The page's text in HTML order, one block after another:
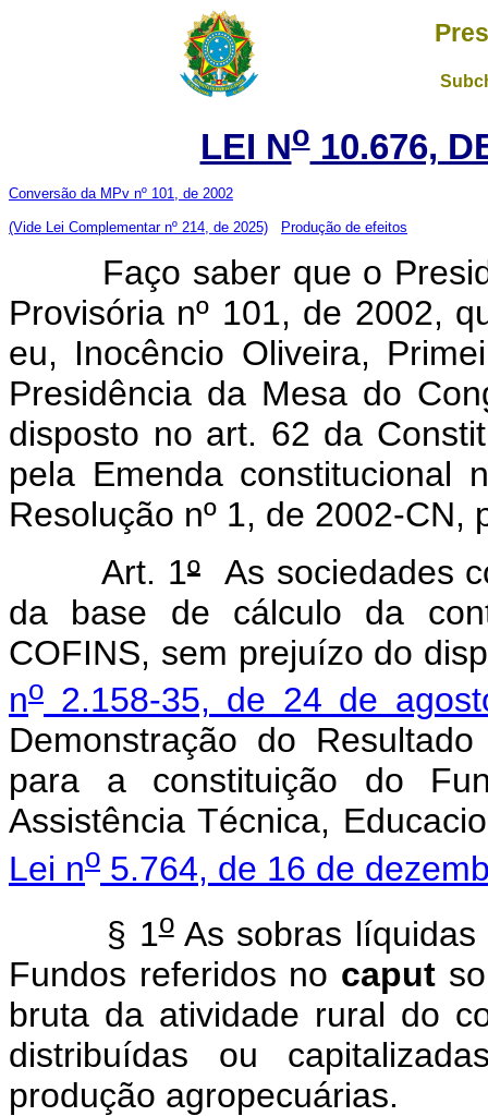
LEI No10.676,
Conversão da MPv nº 101, de 2002
(Vide Lei Complementar nº 214, de 2025) Produção de efeitos
Faço saber que o
Provisória nº 101, de 2002,
eu, Inocêncio Oliveira,
Presidência da Mesa do
disposto no art. 62 da
pela Emenda constitucional
Resolução nº 1, de 2002-CN,
Art. 1ºAs sociedades
da base de cálculo da
COFINS, sem prejuízo do
no 2.158-35, de 24 de
Demonstração do
para a constituição do
Assistência Técnica,
Lei no 5.764, de 16 de
§ 1oAs sobras líquidas
Fundos referidos no caput
bruta da atividade rural do
distribuídas ou
produção agropecuárias.